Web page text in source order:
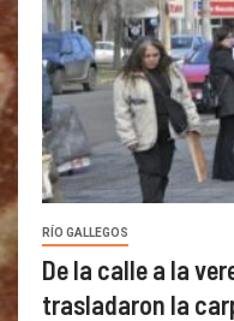
RÍO GALLEGOS
De la calle a la
trasladaron la